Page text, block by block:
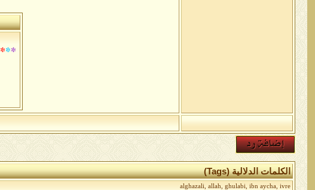
*
*
*
الكلمات الدلالية (Tags)
alghazali allah ghulabi ibn aycha ivre